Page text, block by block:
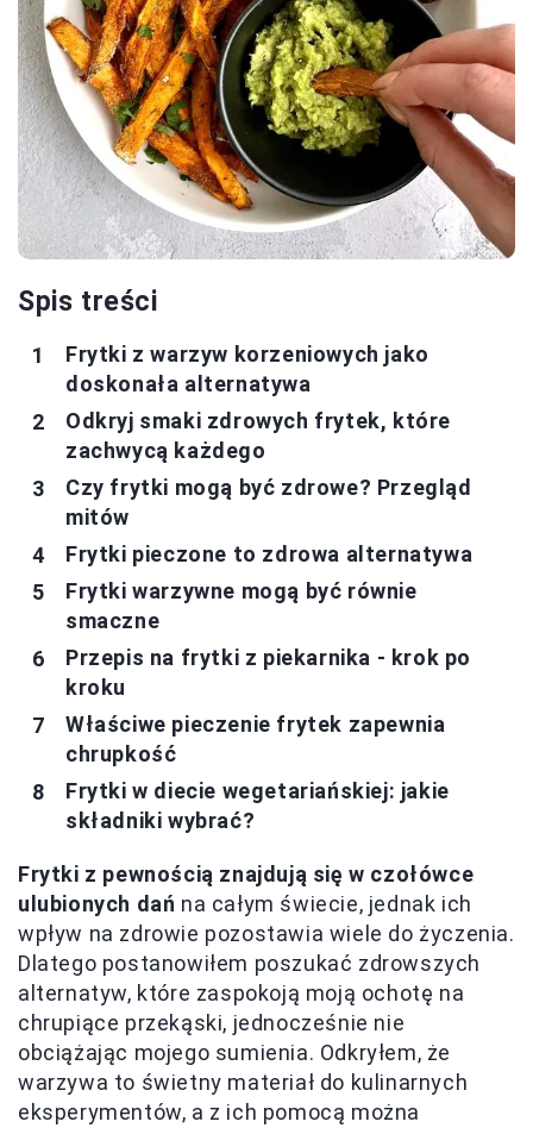
Spis treści
Frytki z warzyw korzeniowych jako
doskonała alternatywa
Odkryj smaki zdrowych frytek, które
zachwycą każdego
Czy frytki mogą być zdrowe? Przegląd
mitów
Frytki pieczone to zdrowa alternatywa
Frytki warzywne mogą być równie
smaczne
Przepis na frytki z piekarnika - krok po
kroku
Właściwe pieczenie frytek zapewnia
chrupkość
Frytki w diecie wegetariańskiej: jakie
składniki wybrać?
Frytki z pewnością znajdują się w czołówce
ulubionych dań na całym świecie, jednak ich
wpływ na zdrowie pozostawia wiele do życzenia.
Dlatego postanowiłem poszukać zdrowszych
alternatyw, które zaspokoją moją ochotę na
chrupiące przekąski, jednocześnie nie
obciążając mojego sumienia. Odkryłem, że
warzywa to świetny materiał do kulinarnych
eksperymentów, a z ich pomocą można